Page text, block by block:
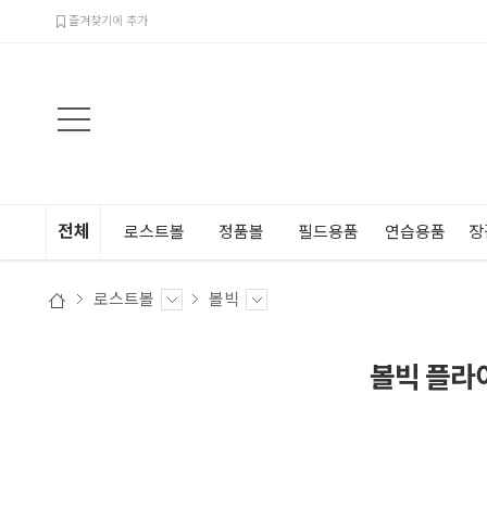
즐겨찾기에 추가
전체 로스트볼 정품볼 필드용품 연습용품
로스트볼 볼빅
볼빅 플라